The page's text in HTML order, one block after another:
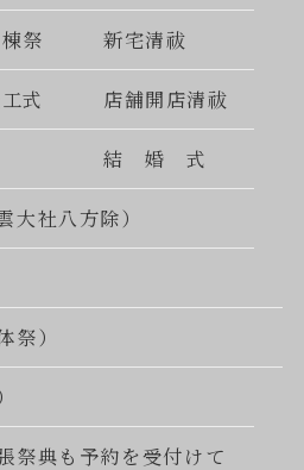
棟祭 新宅清祓
式 店舗開店清祓
結 婚 式
大社八方除）
祭）
祭典も予約を受付けて